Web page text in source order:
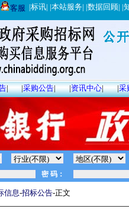
客服 |标讯| |本站服务| |数据回顾| |
| |采购公告| |资讯中心| |采
信息-招标公告-正文